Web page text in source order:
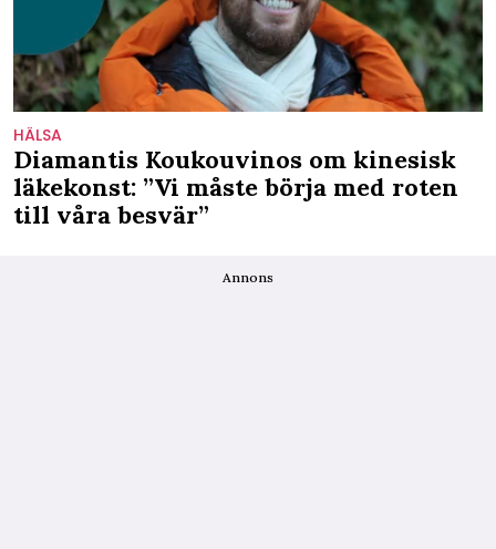
HÄLSA
Diamantis Koukouvinos om kinesisk
läkekonst: ”Vi måste börja med roten
till våra besvär”
Annons